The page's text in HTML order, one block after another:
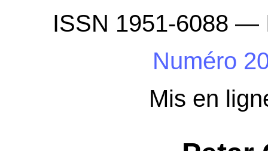
ISSN 1951-6088 —
Numéro
Mis en